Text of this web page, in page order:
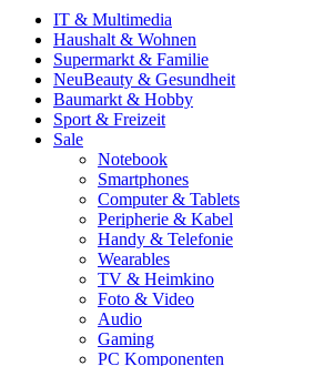
IT & Multimedia
Haushalt & Wohnen
Supermarkt & Familie
NeuBeauty & Gesundheit
Baumarkt & Hobby
Sport & Freizeit
Sale
Notebook
Smartphones
Computer & Tablets
Peripherie & Kabel
Handy & Telefonie
Wearables
TV & Heimkino
Foto & Video
Audio
Gaming
PC Komponenten